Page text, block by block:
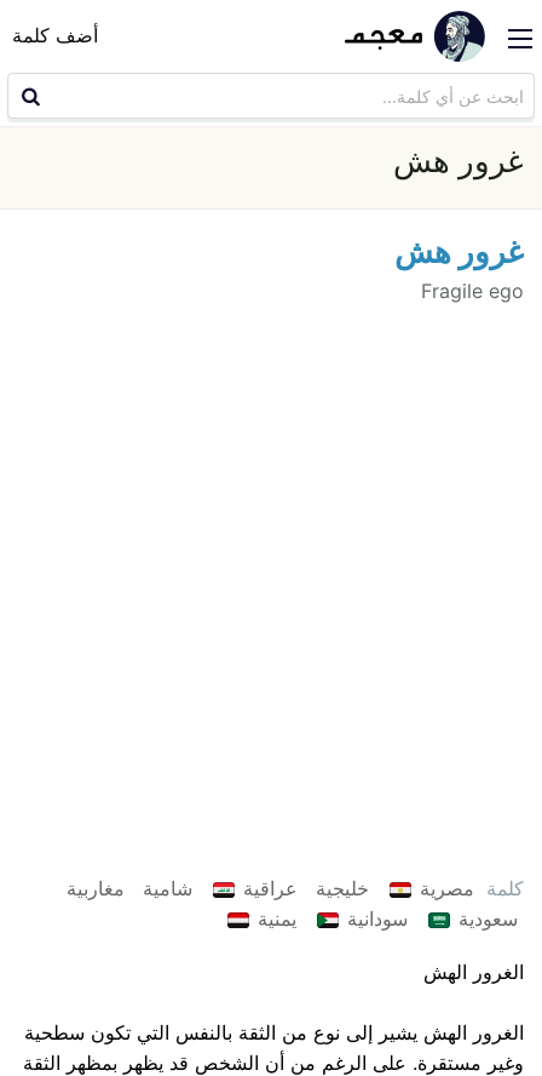
أضف كلمة
غرور هش
غرور هش
Fragile ego
كلمة مصرية خليجية عراقية شامية
مغاربية
سعودية
سودانية يمنية
الغرور الهش
الغرور الهش يشير إلى نوع من الثقة بالنفس التي تكون سطحية
وغير مستقرة. على الرغم من أن الشخص قد يظهر بمظهر الثقة